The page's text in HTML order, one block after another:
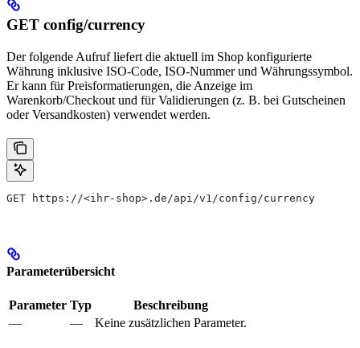
GET config/currency
Der folgende Aufruf liefert die aktuell im Shop konfigurierte
Währung inklusive ISO-Code, ISO-Nummer und Währungssymbol.
Er kann für Preisformatierungen, die Anzeige im
Warenkorb/Checkout und für Validierungen (z. B. bei Gutscheinen
oder Versandkosten) verwendet werden.
GET https://<ihr-shop>.de/api/v1/config/currency
Parameterübersicht
Parameter Typ
Beschreibung
—
— Keine zusätzlichen Parameter.